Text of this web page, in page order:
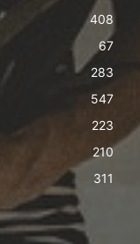
408
67
283
547
223
210
311